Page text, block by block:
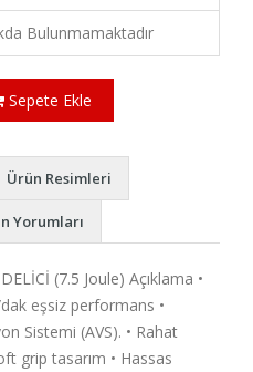
Bulunmamaktadır
Sepete Ekle
Ürün Resimleri
Yorumları
(7.5 Joule) Açıklama •
eşsiz performans •
Sistemi (AVS). • Rahat
grip tasarım • Hassas